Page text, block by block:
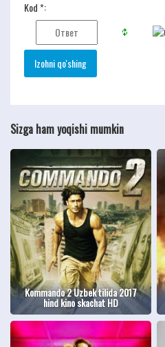
Kod *:
Sizga ham yoqishi mumkin
Kommando 2 Uzbek tilida 2017
hind kino skachat HD